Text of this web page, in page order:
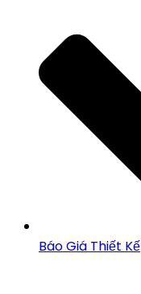
Báo Giá Thiết Kế